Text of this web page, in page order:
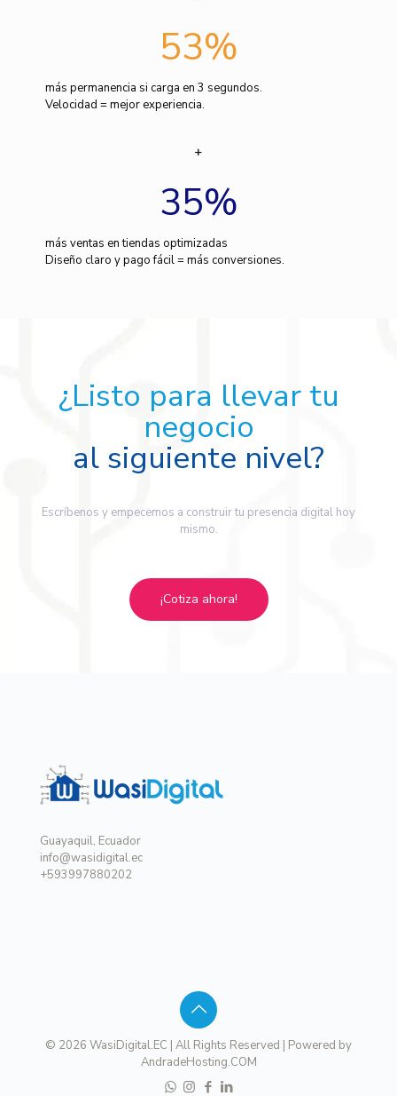
53%
más permanencia si carga en 3 segundos.
Velocidad = mejor experiencia.
35%
más ventas en tiendas optimizadas
Diseño claro y pago fácil = más conversiones.
¿Listo para llevar tu
negocio
al siguiente nivel?
Escríbenos y empecemos a construir tu presencia digital hoy
mismo.
¡Cotiza ahora!
Guayaquil, Ecuador
info@wasidigital.ec
+593997880202
© 2026 WasiDigital.EC | All Rights Reserved | Powered by
AndradeHosting.COM